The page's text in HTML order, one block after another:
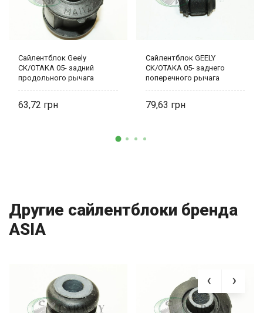
Сайлентблок Geely
CK/OTAKA 05- задний
продольного рычага
63,72
Сайлентблок GEELY
CK/OTAKA 05- заднего
поперечного рычага
79,63
Другие сайлентблоки бренда
ASIA